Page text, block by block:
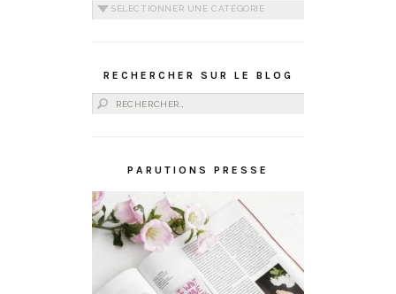
Catégories
RECHERCHER SUR LE BLOG
Rechercher :
PARUTIONS PRESSE